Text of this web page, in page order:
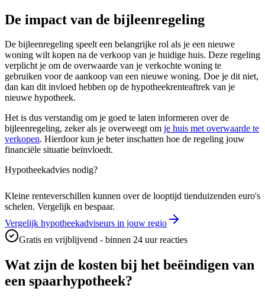
De impact van de bijleenregeling
De bijleenregeling speelt een belangrijke rol als je een nieuwe
woning wilt kopen na de verkoop van je huidige huis. Deze regeling
verplicht je om de overwaarde van je verkochte woning te
gebruiken voor de aankoop van een nieuwe woning. Doe je dit niet,
dan kan dit invloed hebben op de hypotheekrenteaftrek van je
nieuwe hypotheek.
Het is dus verstandig om je goed te laten informeren over de
bijleenregeling, zeker als je overweegt om je huis met overwaarde te
verkopen. Hierdoor kun je beter inschatten hoe de regeling jouw
financiële situatie beïnvloedt.
Hypotheekadvies nodig?
Kleine renteverschillen kunnen over de looptijd tienduizenden euro's
schelen. Vergelijk en bespaar.
Vergelijk hypotheekadviseurs in jouw regio
Gratis en vrijblijvend - binnen 24 uur reacties
Wat zijn de kosten bij het beëindigen van
een spaarhypotheek?